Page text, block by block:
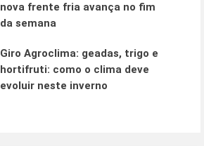
nova frente fria avança no fim
da semana
Giro Agroclima: geadas, trigo e
hortifruti: como o clima deve
evoluir neste inverno